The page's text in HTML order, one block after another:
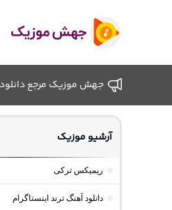
جهش موزیک مرجع دانلود
آرشیو موزیک
ریمیکس ترکی
دانلود آهنگ ترند اینستاگرام